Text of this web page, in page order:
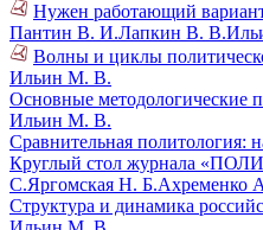
Нужен работающий
Пантин В. И.Лапкин В. В.
Волны и циклы
Ильин М. В.
Основные методологические
Ильин М. В.
Сравнительная политология:
Круглый стол журнала
С.Яргомская Н. Б.Ахременко
Структура и динамика